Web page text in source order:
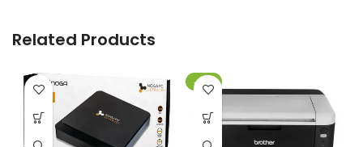
Related Products
-20%